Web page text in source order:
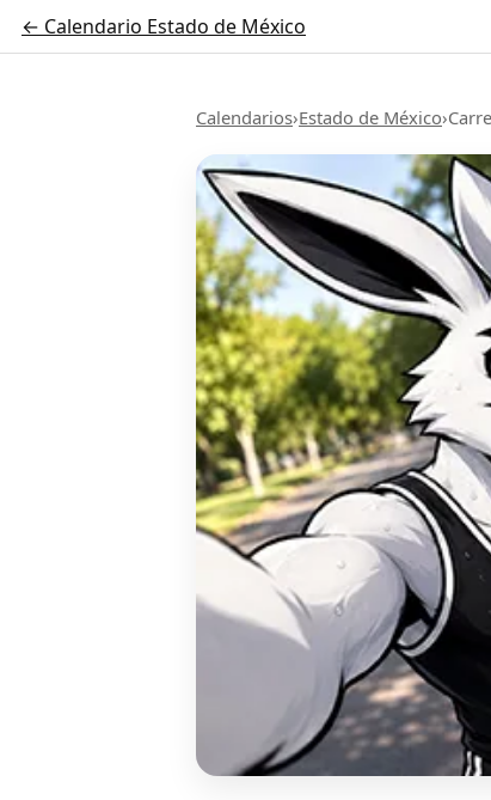
← Calendario Estado de México
Calendarios›Estado de México›